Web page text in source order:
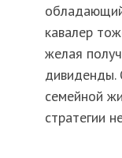
кавалер
желая
дивиденды.
семейной
стратегии